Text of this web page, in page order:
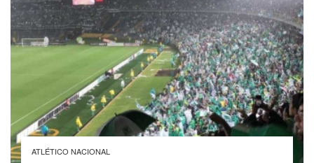
ATLÉTICO NACIONAL